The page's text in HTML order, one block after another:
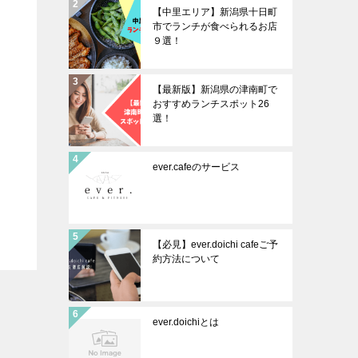
【中里エリア】新潟県十日町
市でランチが食べられるお店
９選！
【最新版】新潟県の津南町で
おすすめランチスポット26
選！
ever.cafeのサービス
【必見】ever.doichi cafeご予
約方法について
ever.doichiとは